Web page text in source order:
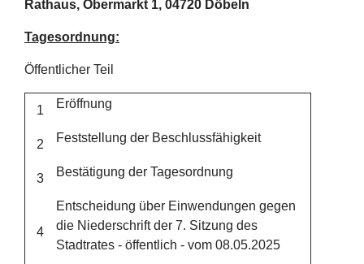
Rathaus, Obermarkt 1, 04720 Döbeln
Tagesordnung:
Öffentlicher Teil
1 Eröffnung
2 Feststellung der Beschlussfähigkeit
3 Bestätigung der Tagesordnung
4
Entscheidung über Einwendungen gegen
die Niederschrift der 7. Sitzung des
Stadtrates - öffentlich - vom 08.05.2025